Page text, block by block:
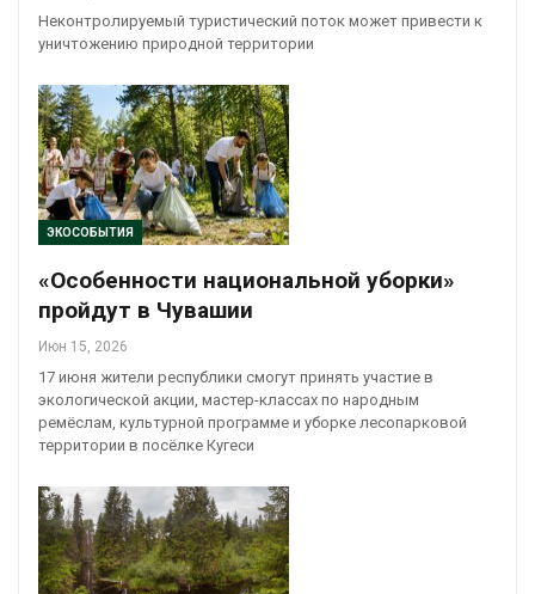
Неконтролируемый туристический поток может привести к
уничтожению природной территории
ЭКОСОБЫТИЯ
«Особенности национальной уборки»
пройдут в Чувашии
Июн 15, 2026
17 июня жители республики смогут принять участие в
экологической акции, мастер-классах по народным
ремёслам, культурной программе и уборке лесопарковой
территории в посёлке Кугеси